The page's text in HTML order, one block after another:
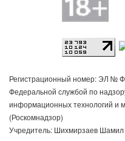
Регистрационный номер: ЭЛ №
Федеральной службой по
информационных технологий и
(Роскомнадзор)
Учредитель: Шихмирзаев Шамил